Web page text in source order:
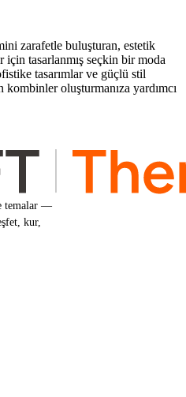
zarafetle buluşturan, estetik
için tasarlanmış seçkin bir moda
tasarımlar ve güçlü stil
kombinler oluşturmanıza yardımcı
temalar —
kur,